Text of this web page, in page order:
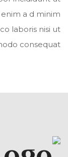
a d minim
laboris nisi ut
consequat.